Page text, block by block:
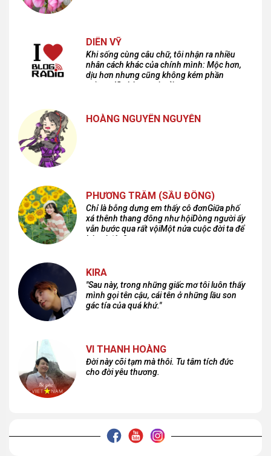
DIÊN VỸ
Khi sống cùng câu chữ, tôi nhận ra nhiều
nhân cách khác của chính mình: Mộc hơn,
dịu hơn nhưng cũng không kém phần
cuồng dã và hoang hoải...
HOÀNG NGUYÊN NGUYỄN
PHƯƠNG TRÂM (SẦU ĐÔNG)
Chỉ là bỗng dưng em thấy cô đơnGiữa phố
xá thênh thang đông như hộiDòng người ấy
vẫn bước qua rất vộiMột nửa cuộc đời ta để
lại nơi đâu?
KIRA
"Sau này, trong những giấc mơ tôi luôn thấy
mình gọi tên cậu, cái tên ở những lầu son
gác tía của quá khứ."
VI THANH HOÀNG
Đời này cõi tạm mà thôi. Tu tâm tích đức
cho đời yêu thương.